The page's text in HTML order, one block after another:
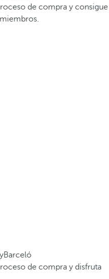
de compra y consigue
de compra y disfruta